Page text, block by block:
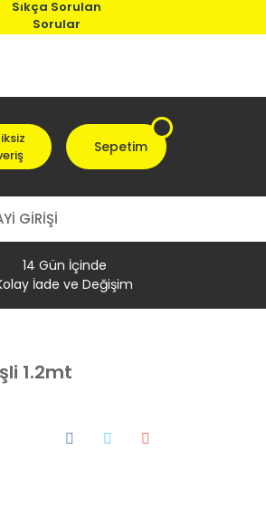
Sıkça Sorulan
Sorular
Sepetim
GİRİŞİ
14 Gün İçinde
İade ve Değişim
1.2mt